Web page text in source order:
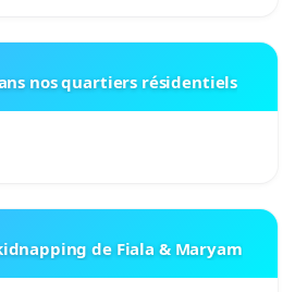
nos quartiers résidentiels
de Fiala & Maryam